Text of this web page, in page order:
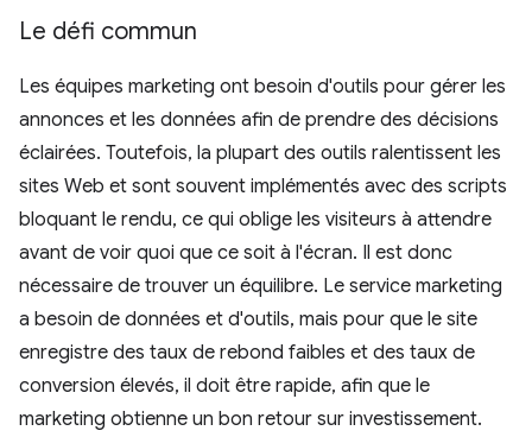
Le défi commun
Les équipes marketing ont besoin d'outils pour gérer les
annonces et les données afin de prendre des décisions
éclairées. Toutefois, la plupart des outils ralentissent les
sites Web et sont souvent implémentés avec des scripts
bloquant le rendu, ce qui oblige les visiteurs à attendre
avant de voir quoi que ce soit à l'écran. Il est donc
nécessaire de trouver un équilibre. Le service marketing
a besoin de données et d'outils, mais pour que le site
enregistre des taux de rebond faibles et des taux de
conversion élevés, il doit être rapide, afin que le
marketing obtienne un bon retour sur investissement.